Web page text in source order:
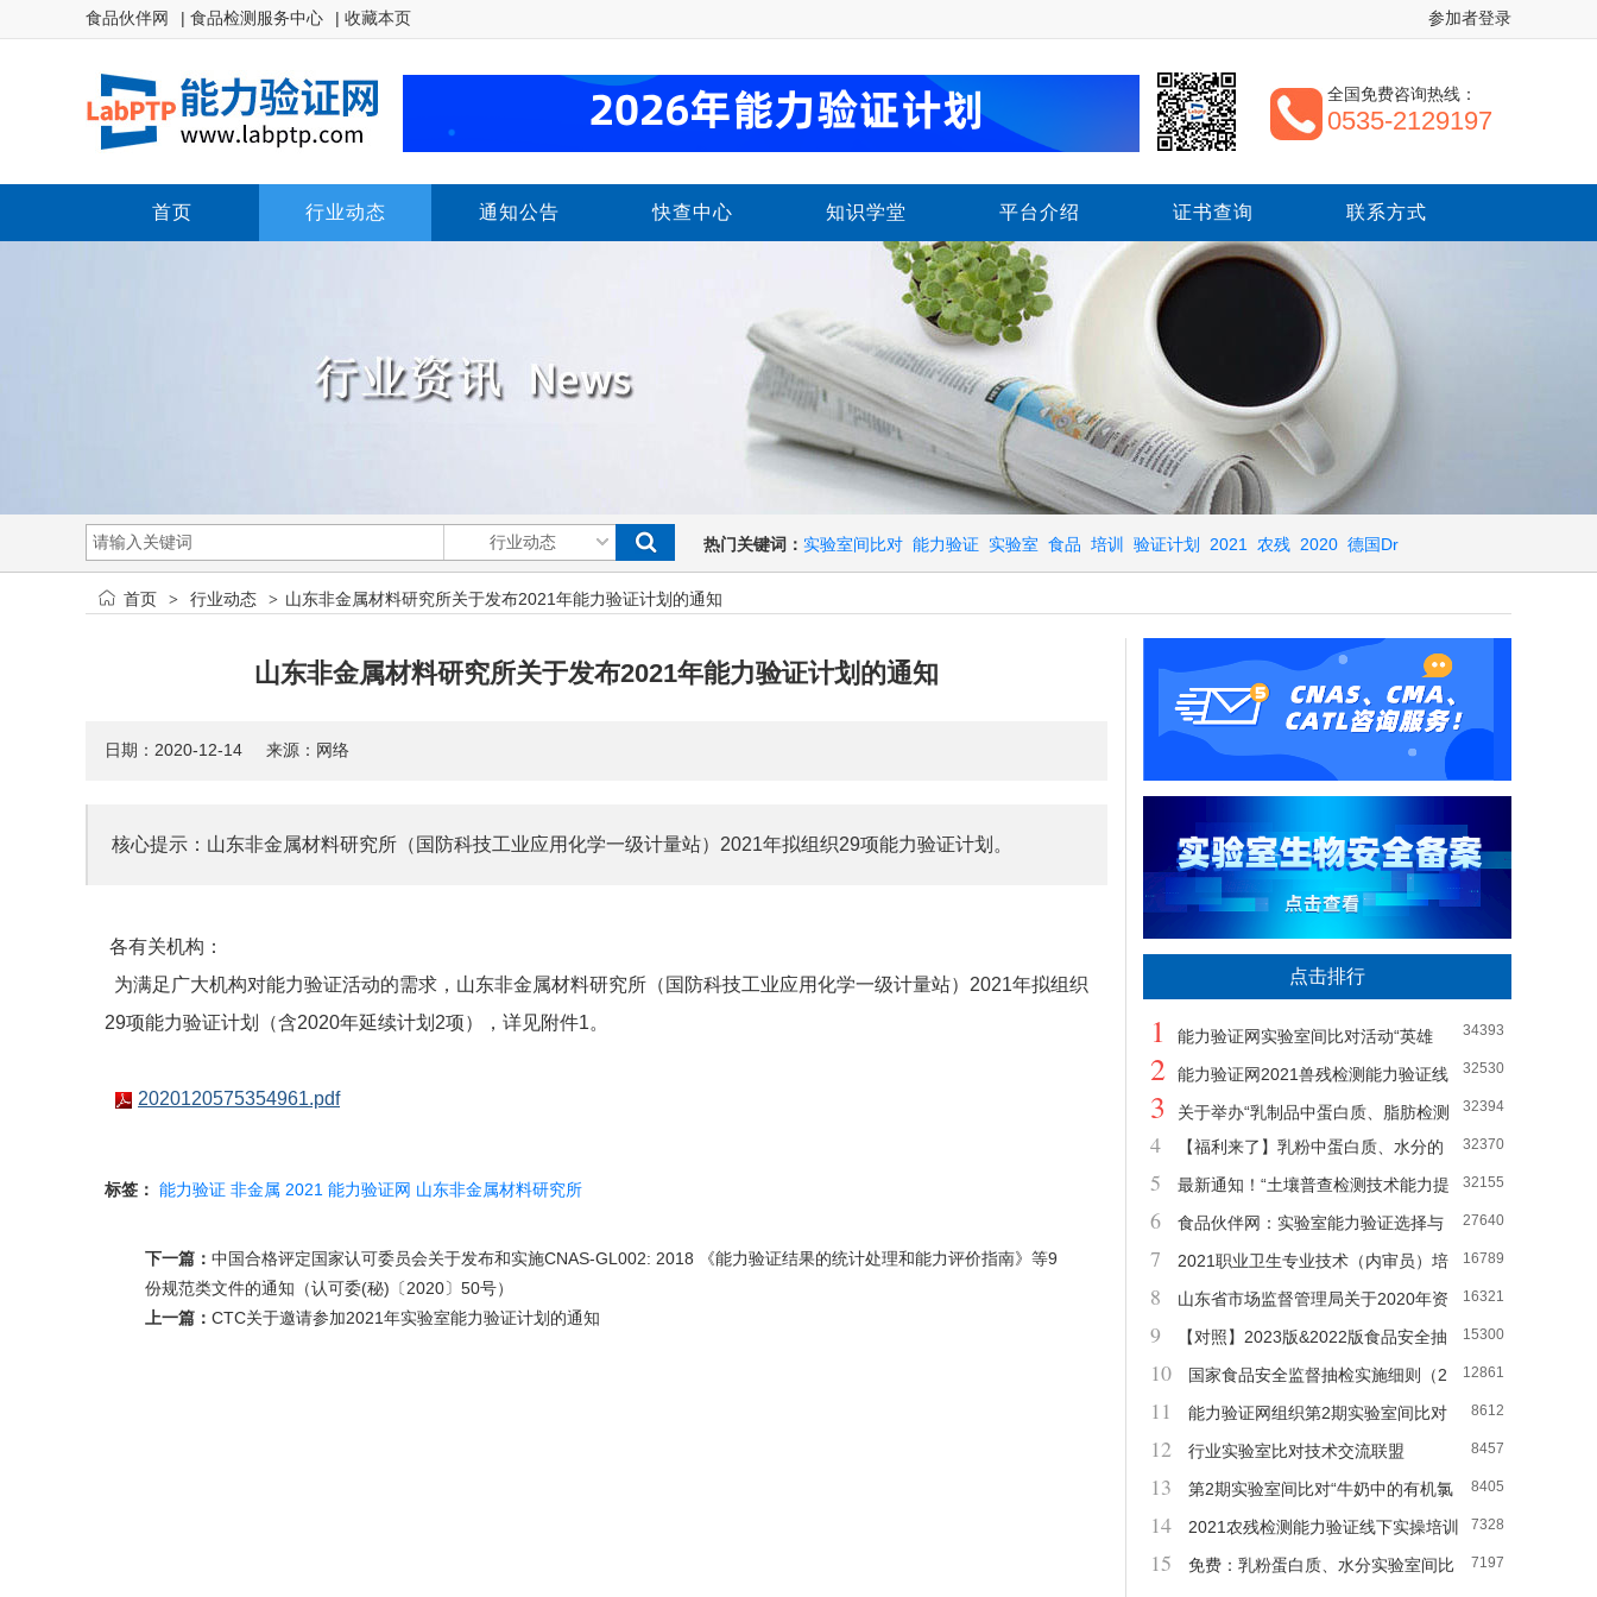
参加者登录
食品伙伴网 | 食品检测服务中心 | 收藏本页
全国免费咨询热线：
0535-2129197
首页 行业动态 通知公告 快查中心 知识学堂 平台介绍 证书查询 联系方式
热门关键词： 实验室间比对 能力验证 实验室 食品 培训 验证计划 2021 农残 2020 德国Dr
首页 > 行业动态 > 山东非金属材料研究所关于发布2021年能力验证计划的通知
山东非金属材料研究所关于发布2021年能力验证计划的通知
日期：2020-12-14 来源：网络
核心提示：山东非金属材料研究所（国防科技工业应用化学一级计量站）2021年拟组织29项能力验证计划。
各有关机构：
为满足广大机构对能力验证活动的需求，山东非金属材料研究所（国防科技工业应用化学一级计量站）2021年拟组织
29项能力验证计划（含2020年延续计划2项），详见附件1。
2020120575354961.pdf
标签： 能力验证 非金属 2021 能力验证网 山东非金属材料研究所
下一篇： 中国合格评定国家认可委员会关于发布和实施CNAS-GL002: 2018 《能力验证结果的统计处理和能力评价指南》等9
份规范类文件的通知（认可委(秘)〔2020〕50号）
上一篇： CTC关于邀请参加2021年实验室能力验证计划的通知
点击排行
34393
1
能力验证网实验室间比对活动“英雄
榜”来了！（持续更新中）
32530
2
能力验证网2021兽残检测能力验证线
下实操培训班 开始报名啦
32394
3
关于举办“乳制品中蛋白质、脂肪检测
实验室间比对暨全国第一届乳制品检测大赛”的
通知
32370
4
【福利来了】乳粉中蛋白质、水分的
实验室间比对（转发免费）
32155
5
最新通知！“土壤普查检测技术能力提
升培训及实验室对标比对活动”
27640
6
食品伙伴网：实验室能力验证选择与
结果核查和利用 线上培训（免费）
16789
7
2021职业卫生专业技术（内审员）培
训
16321
8
山东省市场监督管理局关于2020年资
质认定检验检测机构能力验证结果（一次能力验
证）的通知
15300
9
【对照】2023版&2022版食品安全抽
检实施细则检验项目变化汇总分析！
12861
10
国家食品安全监督抽检实施细则（2
021年版）
8612
11
能力验证网组织第2期实验室间比对
——牛奶中农药残留检测活动报名开始了
8457
12 行业实验室比对技术交流联盟
8405
13
第2期实验室间比对“牛奶中的有机氯
农药残留”活动通知
7328
14
2021农残检测能力验证线下实操培训
班开始报名了
7197
15
免费：乳粉蛋白质、水分实验室间比